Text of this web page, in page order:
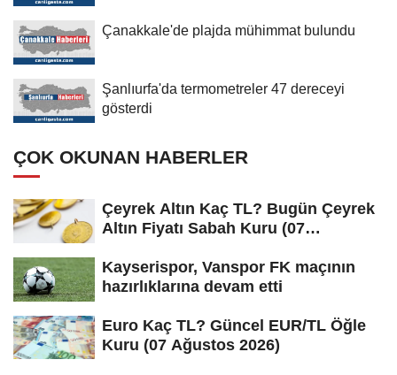
Çanakkale'de plajda mühimmat bulundu
Şanlıurfa'da termometreler 47 dereceyi
gösterdi
ÇOK OKUNAN HABERLER
Çeyrek Altın Kaç TL? Bugün Çeyrek
Altın Fiyatı Sabah Kuru (07
Kayserispor, Vanspor FK maçının
hazırlıklarına devam etti
Euro Kaç TL? Güncel EUR/TL Öğle
Kuru (07 Ağustos 2026)